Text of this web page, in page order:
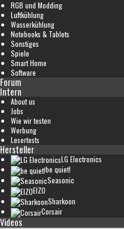
RGB und Modding
Luftkühlung
Wasserkühlung
Notebooks & Tablets
Sonstiges
Spiele
Smart Home
Software
Forum
Intern
About us
Jobs
Wie wir testen
Werbung
Lesertests
Hersteller
LG Electronics
be quiet!
Seasonic
EIZO
Sharkoon
Corsair
Videos